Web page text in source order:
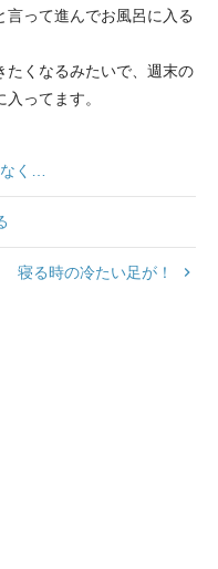
って進んでお風呂に入る
くなるみたいで、 週末の
ってます。
く…
寝る時の冷たい足が！ keyboard_arrow_right